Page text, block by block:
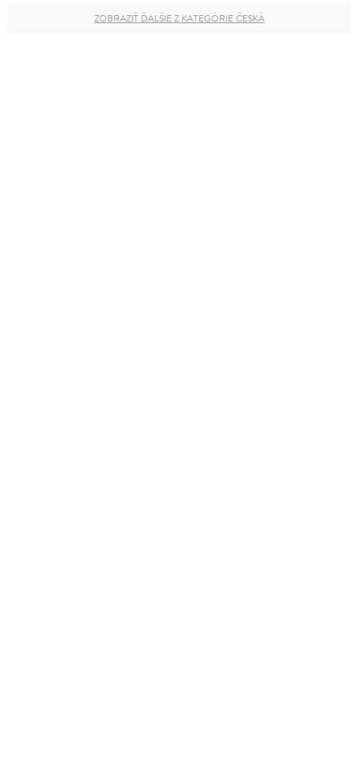
ZOBRAZIŤ ĎALŠIE Z KATEGÓRIE ČESKÁ